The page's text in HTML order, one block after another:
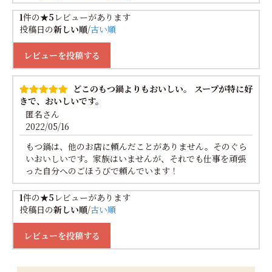
1件の★5 レビューがあります
投稿日の新しい順/古い順
レビューを投稿する
どこのもつ鍋よりもおいしい。 スープが特に好
きで、おいしいです。
匿名さん
2022/05/16
もつ鍋は、他のお店に頼んだことがありません。そのぐら
いおいしいです。家族はいませんが、それでも仕事を頑張
った自分へのごほうびで頼んでいます！
1件の★5 レビューがあります
投稿日の新しい順/古い順
レビューを投稿する